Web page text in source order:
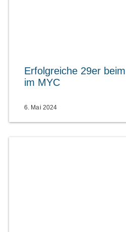
Erfolgreiche 29er
im MYC
6. Mai 2024